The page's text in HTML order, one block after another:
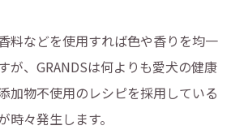
料などを使用すれば色や香りを均一
が、GRANDSは何よりも愛犬の健康
加物不使用のレシピを採用している
時々発生します。